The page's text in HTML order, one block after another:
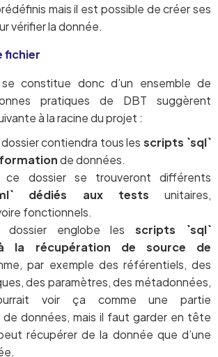
mais il est possible de créer ses
vérifier la donnée.
fichier
constitue donc d’un ensemble de
pratiques de DBT suggèrent
à la racine du projet :
dossier contiendra tous les scripts `sql`
de données.
ce dossier se trouveront différents
dédiés aux tests unitaires,
fonctionnels.
dossier englobe lesscripts `sql`
la récupération de source de
par exemple des référentiels, des
des paramètres, des métadonnées,
voir ça comme une partie
données, mais il faut garder en tête
récupérer de la donnée que d’une